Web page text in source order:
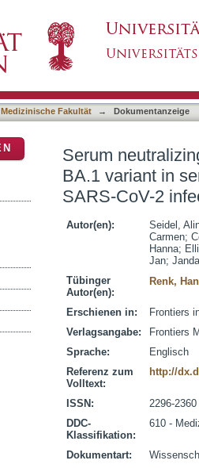
one year after
Medizinische Fakultät → Dokumentanzeige
Serum
BA.1 variant in
SARS-CoV-2
Autor(en):
Seidel,
Carmen;
Hanna;
Jan;
Tübinger
Autor(en):
Renk,
Erschienen in:
Frontiers
Verlagsangabe:
Frontiers
Sprache:
Englisch
Referenz zum
Volltext:
http://
ISSN:
2296-2360
DDC-
Klassifikation:
610 -
Dokumentart: